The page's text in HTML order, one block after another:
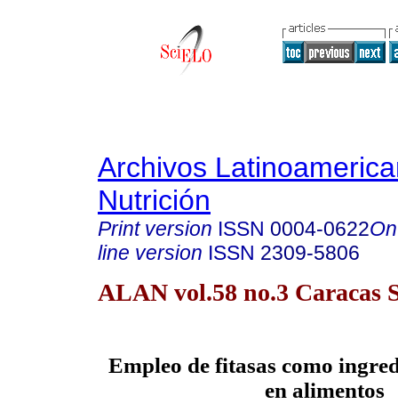
Archivos
Nutrición
Print version ISSN 0004-0622
line version ISSN 2309-5806
ALAN vol.58 no.3 Caracas
Empleo de fitasas como
en alimentos